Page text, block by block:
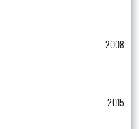
2008
2015